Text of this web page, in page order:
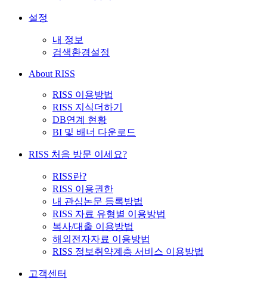
설정
내 정보
검색환경설정
About RISS
RISS 이용방법
RISS 지식더하기
DB연계 현황
BI 및 배너 다운로드
RISS 처음 방문 이세요?
RISS란?
RISS 이용권한
내 관심논문 등록방법
RISS 자료 유형별 이용방법
복사/대출 이용방법
해외전자자료 이용방법
RISS 정보취약계층 서비스 이용방법
고객센터